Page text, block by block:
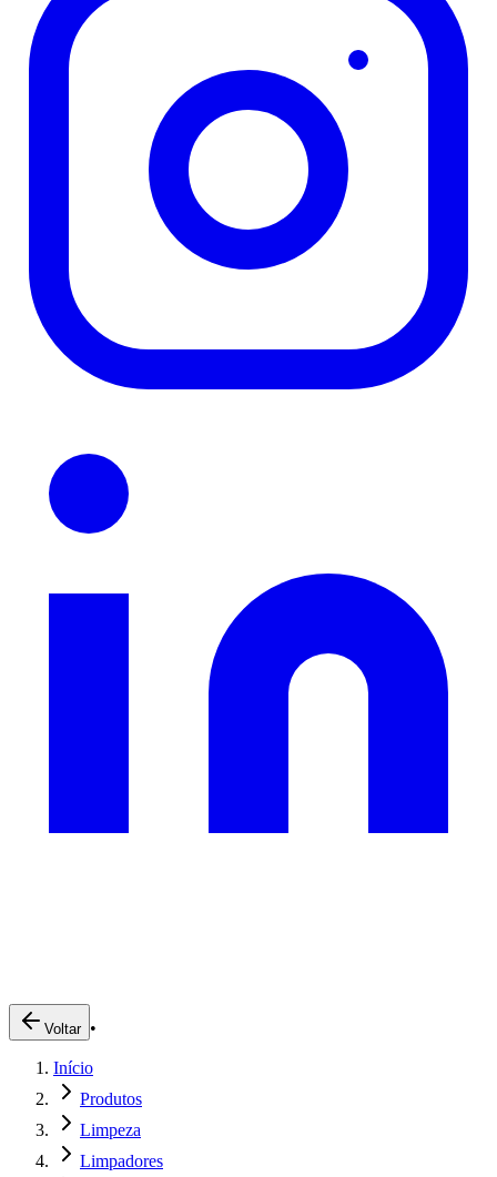
Pedidos Online
Trabalhe Conosco
Voltar •
Início
Produtos
Limpeza
Limpadores